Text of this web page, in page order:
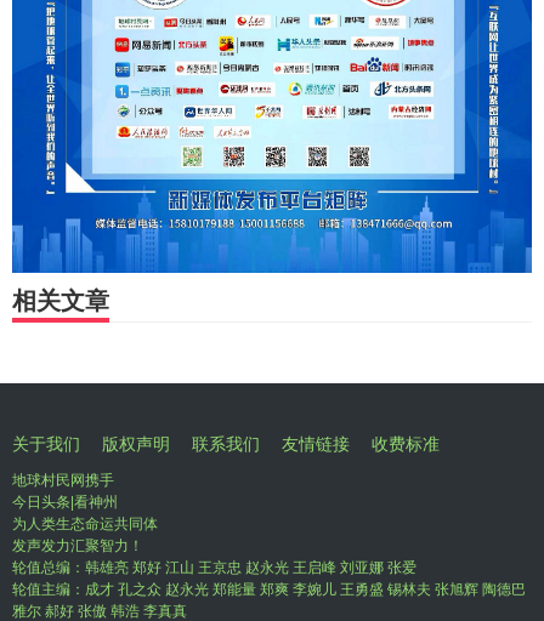
相关文章
关于我们 版权声明 联系我们 友情链接 收费标准
地球村民网携手
今日头条|看神州
为人类生态命运共同体
发声发力汇聚智力！
轮值总编：韩雄亮 郑好 江山 王京忠 赵永光 王启峰 刘亚娜 张爱
轮值主编：成才 孔之众 赵永光 郑能量 郑爽 李婉儿 王勇盛 锡林夫 张旭辉 陶德巴
雅尔 郝好 张傲 韩浩 李真真